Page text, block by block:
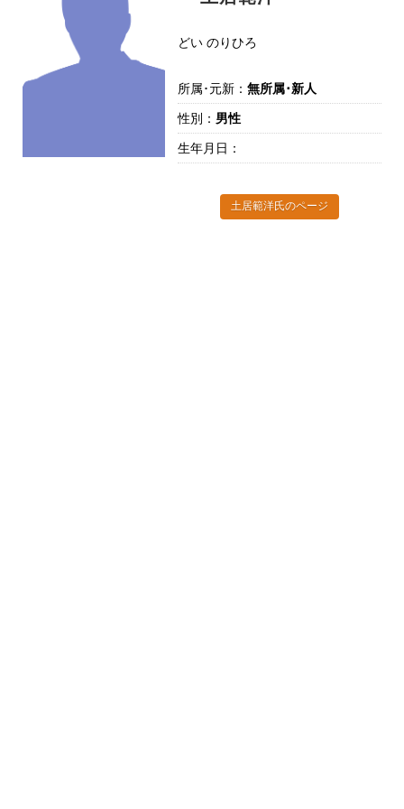
どい のりひろ
所属･元新： 無所属･新人
性別： 男性
生年月日：
土居範洋氏のページ